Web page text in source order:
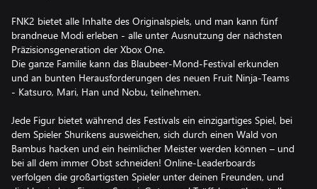
FNK2 bietet alle Inhalte des Originalspiels, und man kann fünf
brandneue Modi erleben - alle unter Ausnutzung der nächsten
Präzisionsgeneration der Xbox One.
Die ganze Familie kann das Blaubeer-Mond-Festival erkunden
und an bunten Herausforderungen des neuen Fruit Ninja-Teams
- Katsuro, Mari, Han und Nobu, teilnehmen.
Jede Figur bietet während des Festivals ein einzigartiges Spiel, bei
dem Spieler Shurikens ausweichen, sich durch einen Wald von
Bambus hacken und ein heimlicher Meister werden können – und
bei all dem immer Obst schneiden! Online-Leaderboards
verfolgen die großartigsten Spieler unter deinen Freunden, und